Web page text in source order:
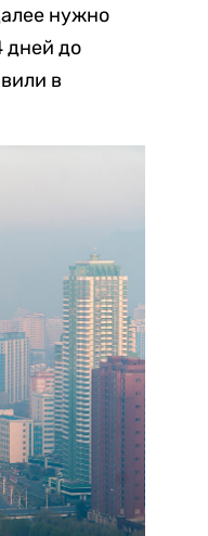
нужно
дней до
в